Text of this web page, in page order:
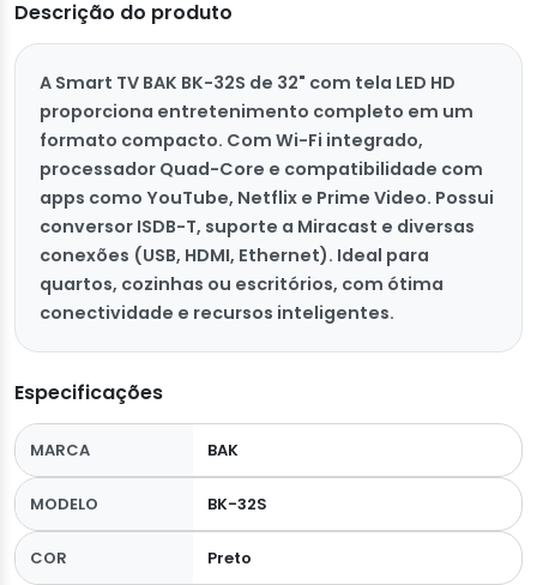
Descrição do produto
A Smart TV BAK BK-32S de 32" com tela LED HD
proporciona entretenimento completo em um
formato compacto. Com Wi-Fi integrado,
processador Quad-Core e compatibilidade com
apps como YouTube, Netflix e Prime Video. Possui
conversor ISDB-T, suporte a Miracast e diversas
conexões (USB, HDMI, Ethernet). Ideal para
quartos, cozinhas ou escritórios, com ótima
conectividade e recursos inteligentes.
Especificações
MARCA BAK
MODELO BK-32S
COR Preto